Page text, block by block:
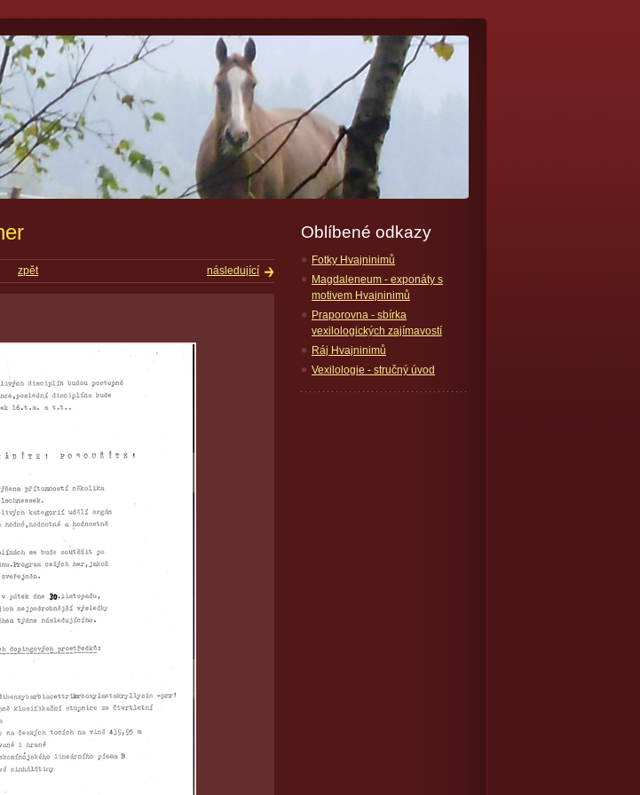
následující
zpět
Oblíbené odkazy
Fotky Hvajninimů
Magdaleneum - exponáty s
motivem Hvajninimů
Praporovna - sbírka
vexilologických zajímavostí
Ráj Hvajninimů
Vexilologie - stručný úvod